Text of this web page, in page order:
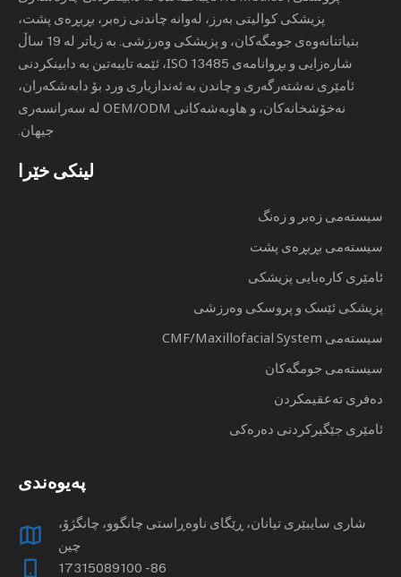
پزیشکی کوالیتی بەرز، لەوانە چاندنی زەبر، بڕبڕەی پشت،
بنیاتنانەوەی جومگەکان، و پزیشکی وەرزشی. بە زیاتر لە 19 ساڵ
شارەزایی و بڕوانامەی ISO 13485، ئێمە تایبەتین بە دابینکردنی
ئامێری نەشتەرگەری و چاندن بە ئەندازیاری ورد بۆ دابەشکەران،
نەخۆشخانەکان، و هاوبەشەکانی OEM/ODM لە سەرانسەری
جیهان.
لینکی خێرا
سیستەمی زەبر و زەنگ
سیستەمی بڕبڕەی پشت
ئامێری کارەبایی پزیشکی
پزیشکی ئێسک و پروسکی وەرزشی
سیستەمی CMF/Maxillofacial System
سیستەمی جومگەکان
دەفری تەعقیمکردن
ئامێری جێگیرکردنی دەرەکی
پەیوەندی
شاری سایبێری تیانان، ڕێگای ناوەڕاستی چانگوو، چانگژۆ،
چین
86- 17315089100